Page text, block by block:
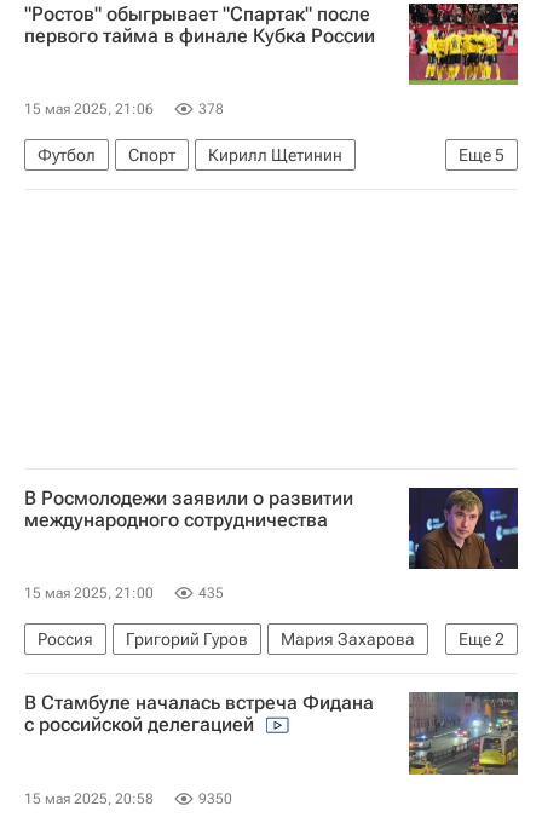
"Ростов" обыгрывает "Спартак" после
первого тайма в финале Кубка России
15 мая 2025, 21:06 378
Еще5
Футбол Спорт
Кирилл Щетинин
Александр Максименко
Спартак Москва
В Росмолодежи заявили о развитии
международного сотрудничества
15 мая 2025, 21:00 435
Еще2
Россия Григорий Гуров
Мария Захарова
Федеральное агентство по делам молодежи (Росмолодежь)
В мире
В Стамбуле началась встреча Фидана
с российской делегацией
15 мая 2025, 20:58 9350